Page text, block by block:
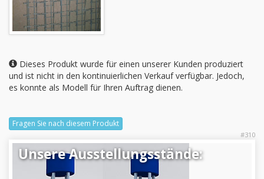
Dieses Produkt wurde für einen unserer Kunden produziert
und ist nicht in den kontinuierlichen Verkauf verfügbar. Jedoch,
es konnte als Modell für Ihren Auftrag dienen.
Fragen Sie nach diesem Produkt
#310
Unsere Ausstellungsstände: